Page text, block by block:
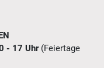
- 17 Uhr (Feiertage